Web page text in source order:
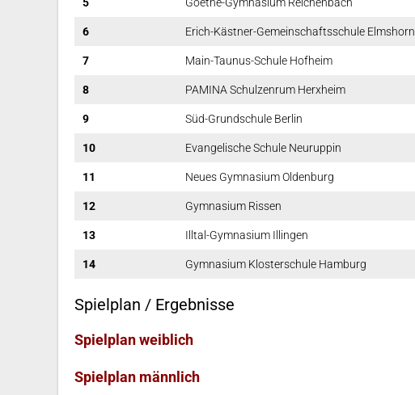
6 Erich-Kästner-Gemeinschaftsschule Elmshorn
7 Main-Taunus-Schule Hofheim
8 PAMINA Schulzenrum Herxheim
9 Süd-Grundschule Berlin
10 Evangelische Schule Neuruppin
11 Neues Gymnasium Oldenburg
12 Gymnasium Rissen
13 Illtal-Gymnasium Illingen
14 Gymnasium Klosterschule Hamburg
Spielplan / Ergebnisse
Spielplan weiblich
Spielplan männlich